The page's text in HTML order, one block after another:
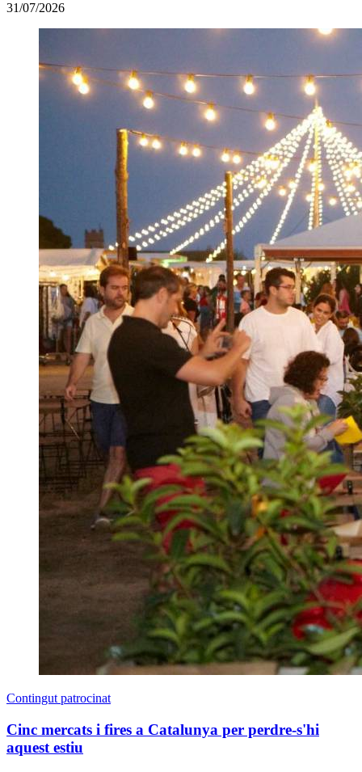
31/07/2026
Contingut patrocinat
Cinc mercats i fires a Catalunya per perdre-s'hi
aquest estiu